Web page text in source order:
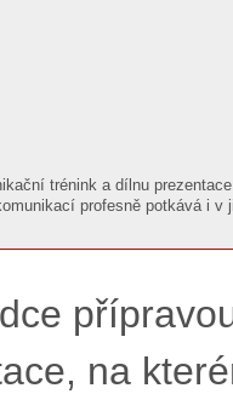
trénink a dílnu
profesně potkává i
na